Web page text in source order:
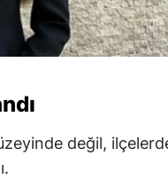
değil,